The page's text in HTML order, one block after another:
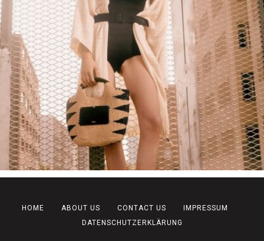
HOME ABOUT US CONTACT US
IMPRESSUM
DATENSCHUTZERKLÄRUNG